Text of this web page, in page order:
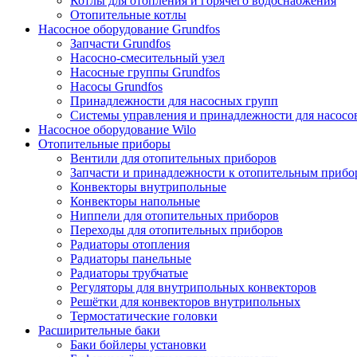
Отопительные котлы
Насосное оборудование Grundfos
Запчасти Grundfos
Насосно-смесительный узел
Насосные группы Grundfos
Насосы Grundfos
Принадлежности для насосных групп
Системы управления и принадлежности для
Насосное оборудование Wilo
Отопительные приборы
Вентили для отопительных приборов
Запчасти и принадлежности к отопительным
Конвекторы внутрипольные
Конвекторы напольные
Ниппели для отопительных приборов
Переходы для отопительных приборов
Радиаторы отопления
Радиаторы панельные
Радиаторы трубчатые
Регуляторы для внутрипольных конвекторов
Решётки для конвекторов внутрипольных
Термостатические головки
Расширительные баки
Баки бойлеры установки